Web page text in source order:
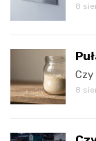
8
Czy
8